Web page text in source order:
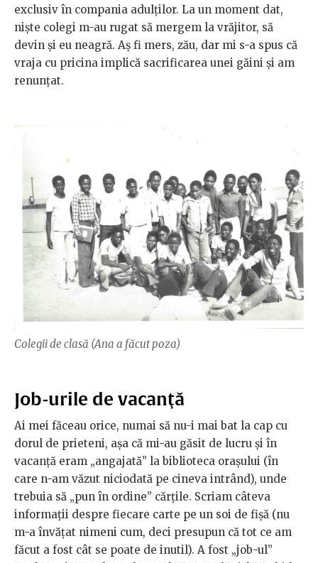
exclusiv în compania adulţilor. La un moment dat,
nişte colegi m-au rugat să mergem la vrăjitor, să
devin şi eu neagră. Aş fi mers, zău, dar mi s-a spus că
vraja cu pricina implică sacrificarea unei găini şi am
renunţat.
Colegii de clasă (Ana a făcut poza)
Job-urile de vacanţă
Ai mei făceau orice, numai să nu-i mai bat la cap cu
dorul de prieteni, aşa că mi-au găsit de lucru şi în
vacanţă eram „angajată” la biblioteca oraşului (în
care n-am văzut niciodată pe cineva intrând), unde
trebuia să „pun în ordine” cărţile. Scriam câteva
informaţii despre fiecare carte pe un soi de fişă (nu
m-a învăţat nimeni cum, deci presupun că tot ce am
făcut a fost cât se poate de inutil). A fost „job-ul”